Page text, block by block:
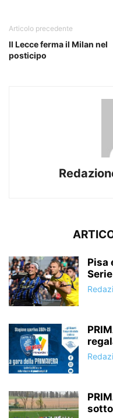
Articolo precedente
Il Lecce ferma il Milan nel
posticipo
Pisa